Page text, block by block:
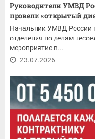
Руководители УМВД
провели «открытый
Начальник УМВД России
отделения по делам
мероприятие в...
23.07.2026